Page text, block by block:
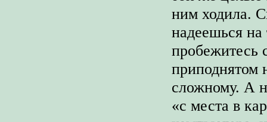
ним ходила.
надеешься на
пробежитесь
приподнятом
сложному. А
«с места в